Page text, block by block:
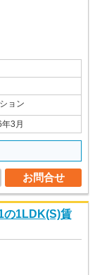
ョン
3月
お問合せ
の1LDK(S)賃